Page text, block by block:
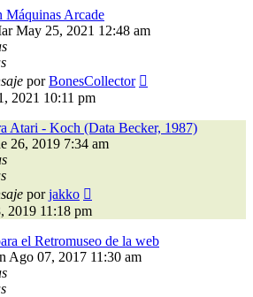
Máquinas Arcade
May 25, 2021 12:48 am
porBonesCollector
2021 10:11 pm
Atari - Koch (Data Becker, 1987)
26, 2019 7:34 am
porjakko
2019 11:18 pm
el Retromuseo de la web
Ago 07, 2017 11:30 am